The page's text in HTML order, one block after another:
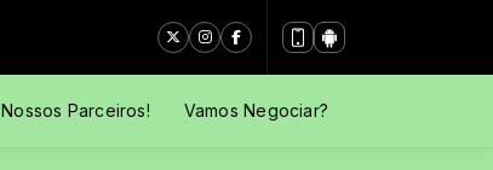
Nossos Parceiros! Vamos Negociar?